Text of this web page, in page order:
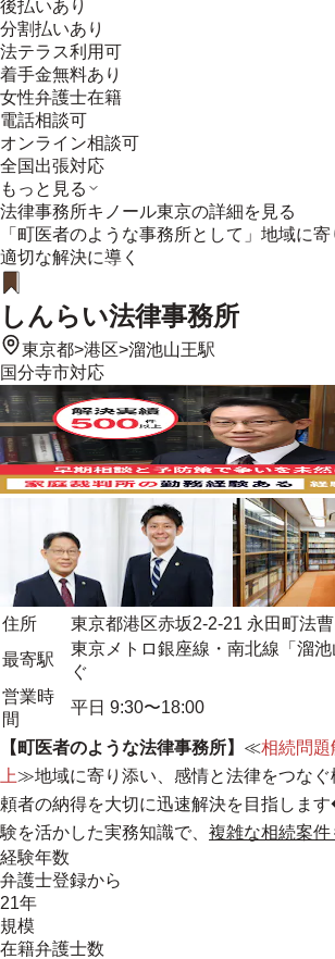
後払いあり
分割払いあり
法テラス利用可
着手金無料あり
女性弁護士在籍
電話相談可
オンライン相談可
全国出張対応
もっと見る
法律事務所キノール東京の詳細を見る
「町医者のような事務所として」地域に
適切な解決に導く
しんらい法律事務所
東京都>港区>溜池山王駅
国分寺市対応
住所
東京都港区赤坂2-2-21 永田町法
最寄駅
東京メトロ銀座線・南北線「溜
ぐ
営業時
間
平日 9:30〜18:00
【町医者のような法律事務所】 ≪相続問題
上≫地域に寄り添い、感情と法律をつな
頼者の納得を大切に迅速解決を目指します
験を活かした実務知識で、 複雑な相続案件
経験年数
弁護士登録から
21年
規模
在籍弁護士数